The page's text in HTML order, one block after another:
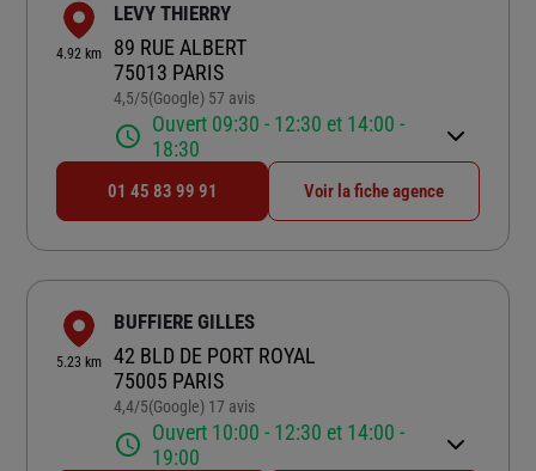
4.92 km
LEVY THIERRY
89 RUE ALBERT
75013 PARIS
4,5/5Note de 4.5 sur 5
(Google) 57 avis
Ouvert 09:30 - 12:30 et 14:00 -
18:30
01 45 83 99 91 Voir la fiche agence
5.23 km
BUFFIERE GILLES
42 BLD DE PORT ROYAL
75005 PARIS
4,4/5Note de 4.4 sur 5
(Google) 17 avis
Ouvert 10:00 - 12:30 et 14:00 -
19:00